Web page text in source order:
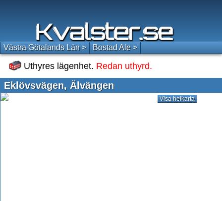
Västra Götalands Län > Bostad Ale >
Uthyres lägenhet. Redan uthyrd.
Eklövsvägen, Älvängen
Visa helkarta